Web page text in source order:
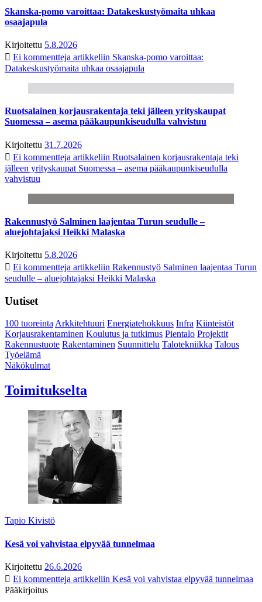
Skanska-pomo varoittaa: Datakeskustyömaita uhkaa
osaajapula
Kirjoitettu 5.8.2026
Ei kommentteja artikkeliin Skanska-pomo varoittaa:
Datakeskustyömaita uhkaa osaajapula
Ruotsalainen korjausrakentaja teki jälleen yrityskaupat
Suomessa – asema pääkaupunkiseudulla vahvistuu
Kirjoitettu 31.7.2026
Ei kommentteja artikkeliin Ruotsalainen korjausrakentaja teki
jälleen yrityskaupat Suomessa – asema pääkaupunkiseudulla
vahvistuu
Rakennustyö Salminen laajentaa Turun seudulle –
aluejohtajaksi Heikki Malaska
Kirjoitettu 5.8.2026
Ei kommentteja artikkeliin Rakennustyö Salminen laajentaa Turun
seudulle – aluejohtajaksi Heikki Malaska
Uutiset
100 tuoreintaArkkitehtuuri Energiatehokkuus Infra Kiinteistöt
Korjausrakentaminen Koulutus ja tutkimus Pientalo Projektit
Rakennustuote Rakentaminen Suunnittelu Talotekniikka Talous
Työelämä
Näkökulmat
Toimitukselta
Tapio Kivistö
Kesä voi vahvistaa elpyvää tunnelmaa
Kirjoitettu 26.6.2026
Ei kommentteja artikkeliin Kesä voi vahvistaa elpyvää tunnelmaa
Pääkirjoitus